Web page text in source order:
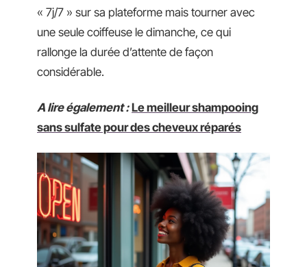
« 7j/7 » sur sa plateforme mais tourner avec
une seule coiffeuse le dimanche, ce qui
rallonge la durée d’attente de façon
considérable.
A lire également : Le meilleur shampooing
sans sulfate pour des cheveux réparés